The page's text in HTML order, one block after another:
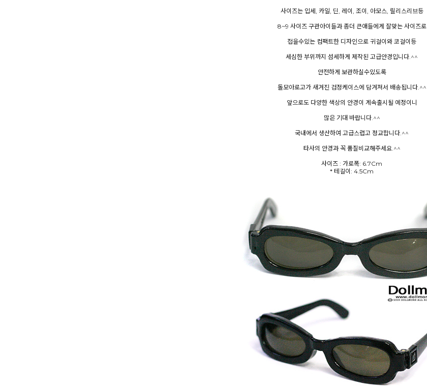
사이즈는 입세, 카일, 딘, 레이, 조이, 아모스, 릴리스리브등
8~9 사이즈 구관아이들과 좀더 큰애들에게 잘맞는 사이즈로
접을수있는 컴팩트한 디자인으로 귀걸이와 코걸이등
세심한 부위까지 섬세하게 제작된 고급안경입니다.^^
안전하게 보관하실수있도록
돌모아로고가 새겨진 검정케이스에 담겨져서 배송됩니다.^^
앞으로도 다양한 색상의 안경이 계속출시될 예정이니
많은 기대 바랍니다.^^
국내에서 생산하여 고급스럽고 정교합니다.^^
타사의 안경과 꼭 품질비교해주세요.^^
사이즈 : 가로폭: 6.7Cm
* 테길이: 4.5Cm